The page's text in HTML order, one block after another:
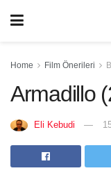
Home Film Önerileri
Armadillo
Eli Kebudi